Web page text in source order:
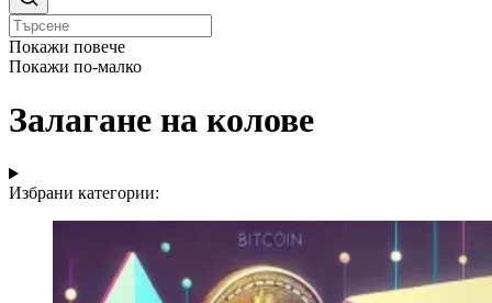
Покажи повече
Покажи по-малко
Залагане на колове
Избрани категории: